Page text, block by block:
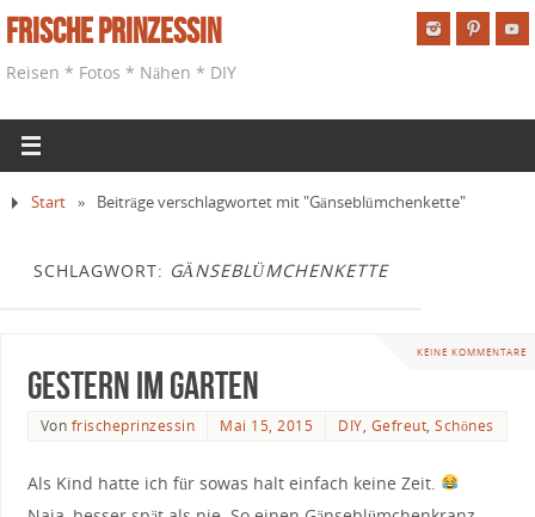
Frische Prinzessin
Reisen * Fotos * Nähen * DIY
Start » Beiträge verschlagwortet mit "Gänseblümchenkette"
SCHLAGWORT: GÄNSEBLÜMCHENKETTE
KEINE KOMMENTARE
Gestern im Garten
Von frischeprinzessin Mai 15, 2015 DIY, Gefreut,Schönes
Als Kind hatte ich für sowas halt einfach keine Zeit.